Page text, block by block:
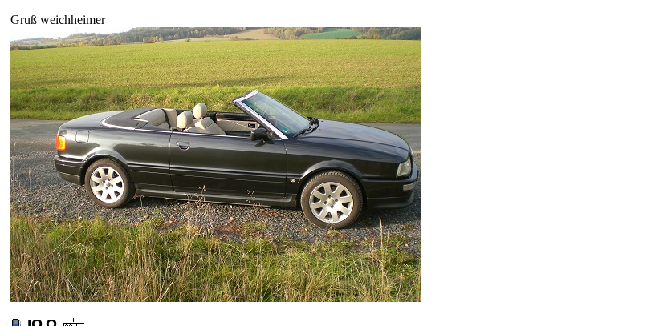
Gruß weichheimer